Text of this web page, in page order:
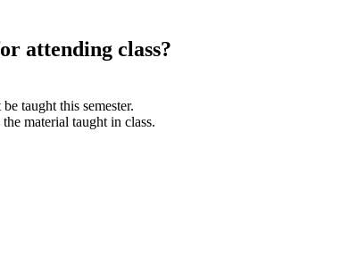
attending class?
taught this semester.
material taught in class.